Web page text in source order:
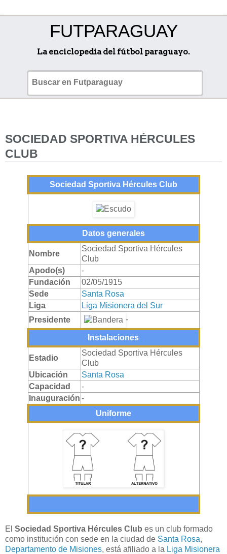
FUTPARAGUAY
La enciclopedia del fútbol paraguayo.
SOCIEDAD SPORTIVA HÉRCULES
CLUB
Sociedad Sportiva Hércules Club
Datos generales
Nombre
Sociedad Sportiva Hércules
Club
Apodo(s)
-
Fundación
02/05/1915
Sede
Santa Rosa
Liga
Liga Misionera del Sur
Presidente
-
Instalaciones
Estadio
Sociedad Sportiva Hércules
Club
Ubicación
Santa Rosa
Capacidad
-
Inauguración -
Uniforme
El Sociedad Sportiva Hércules Club es un club formado
como institución con sede en la ciudad de Santa Rosa,
Departamento de Misiones, está afiliado a la Liga Misionera